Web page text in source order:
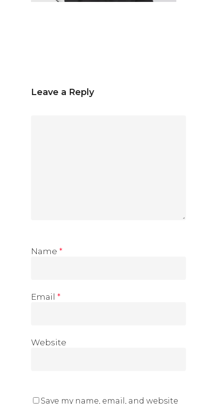
Leave a Reply
Name *
Email *
Website
Save my name, email, and website
Política de privacidad